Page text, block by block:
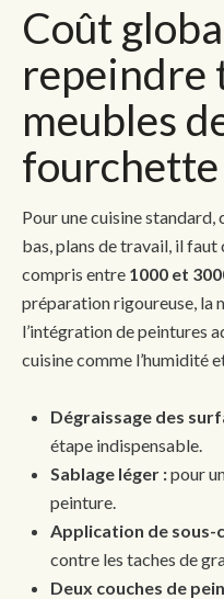
Coût
repeindre
meubles
Pour une cuisine
bas, plans de travail, il
compris entre 1000 et
préparation rigoureuse, la
l’intégration de peintures
cuisine comme l’humidité
Dégraissage des
étape indispensable.
Sablage léger :pour
peinture.
Application de sous-
contre les taches de
Deux couches de